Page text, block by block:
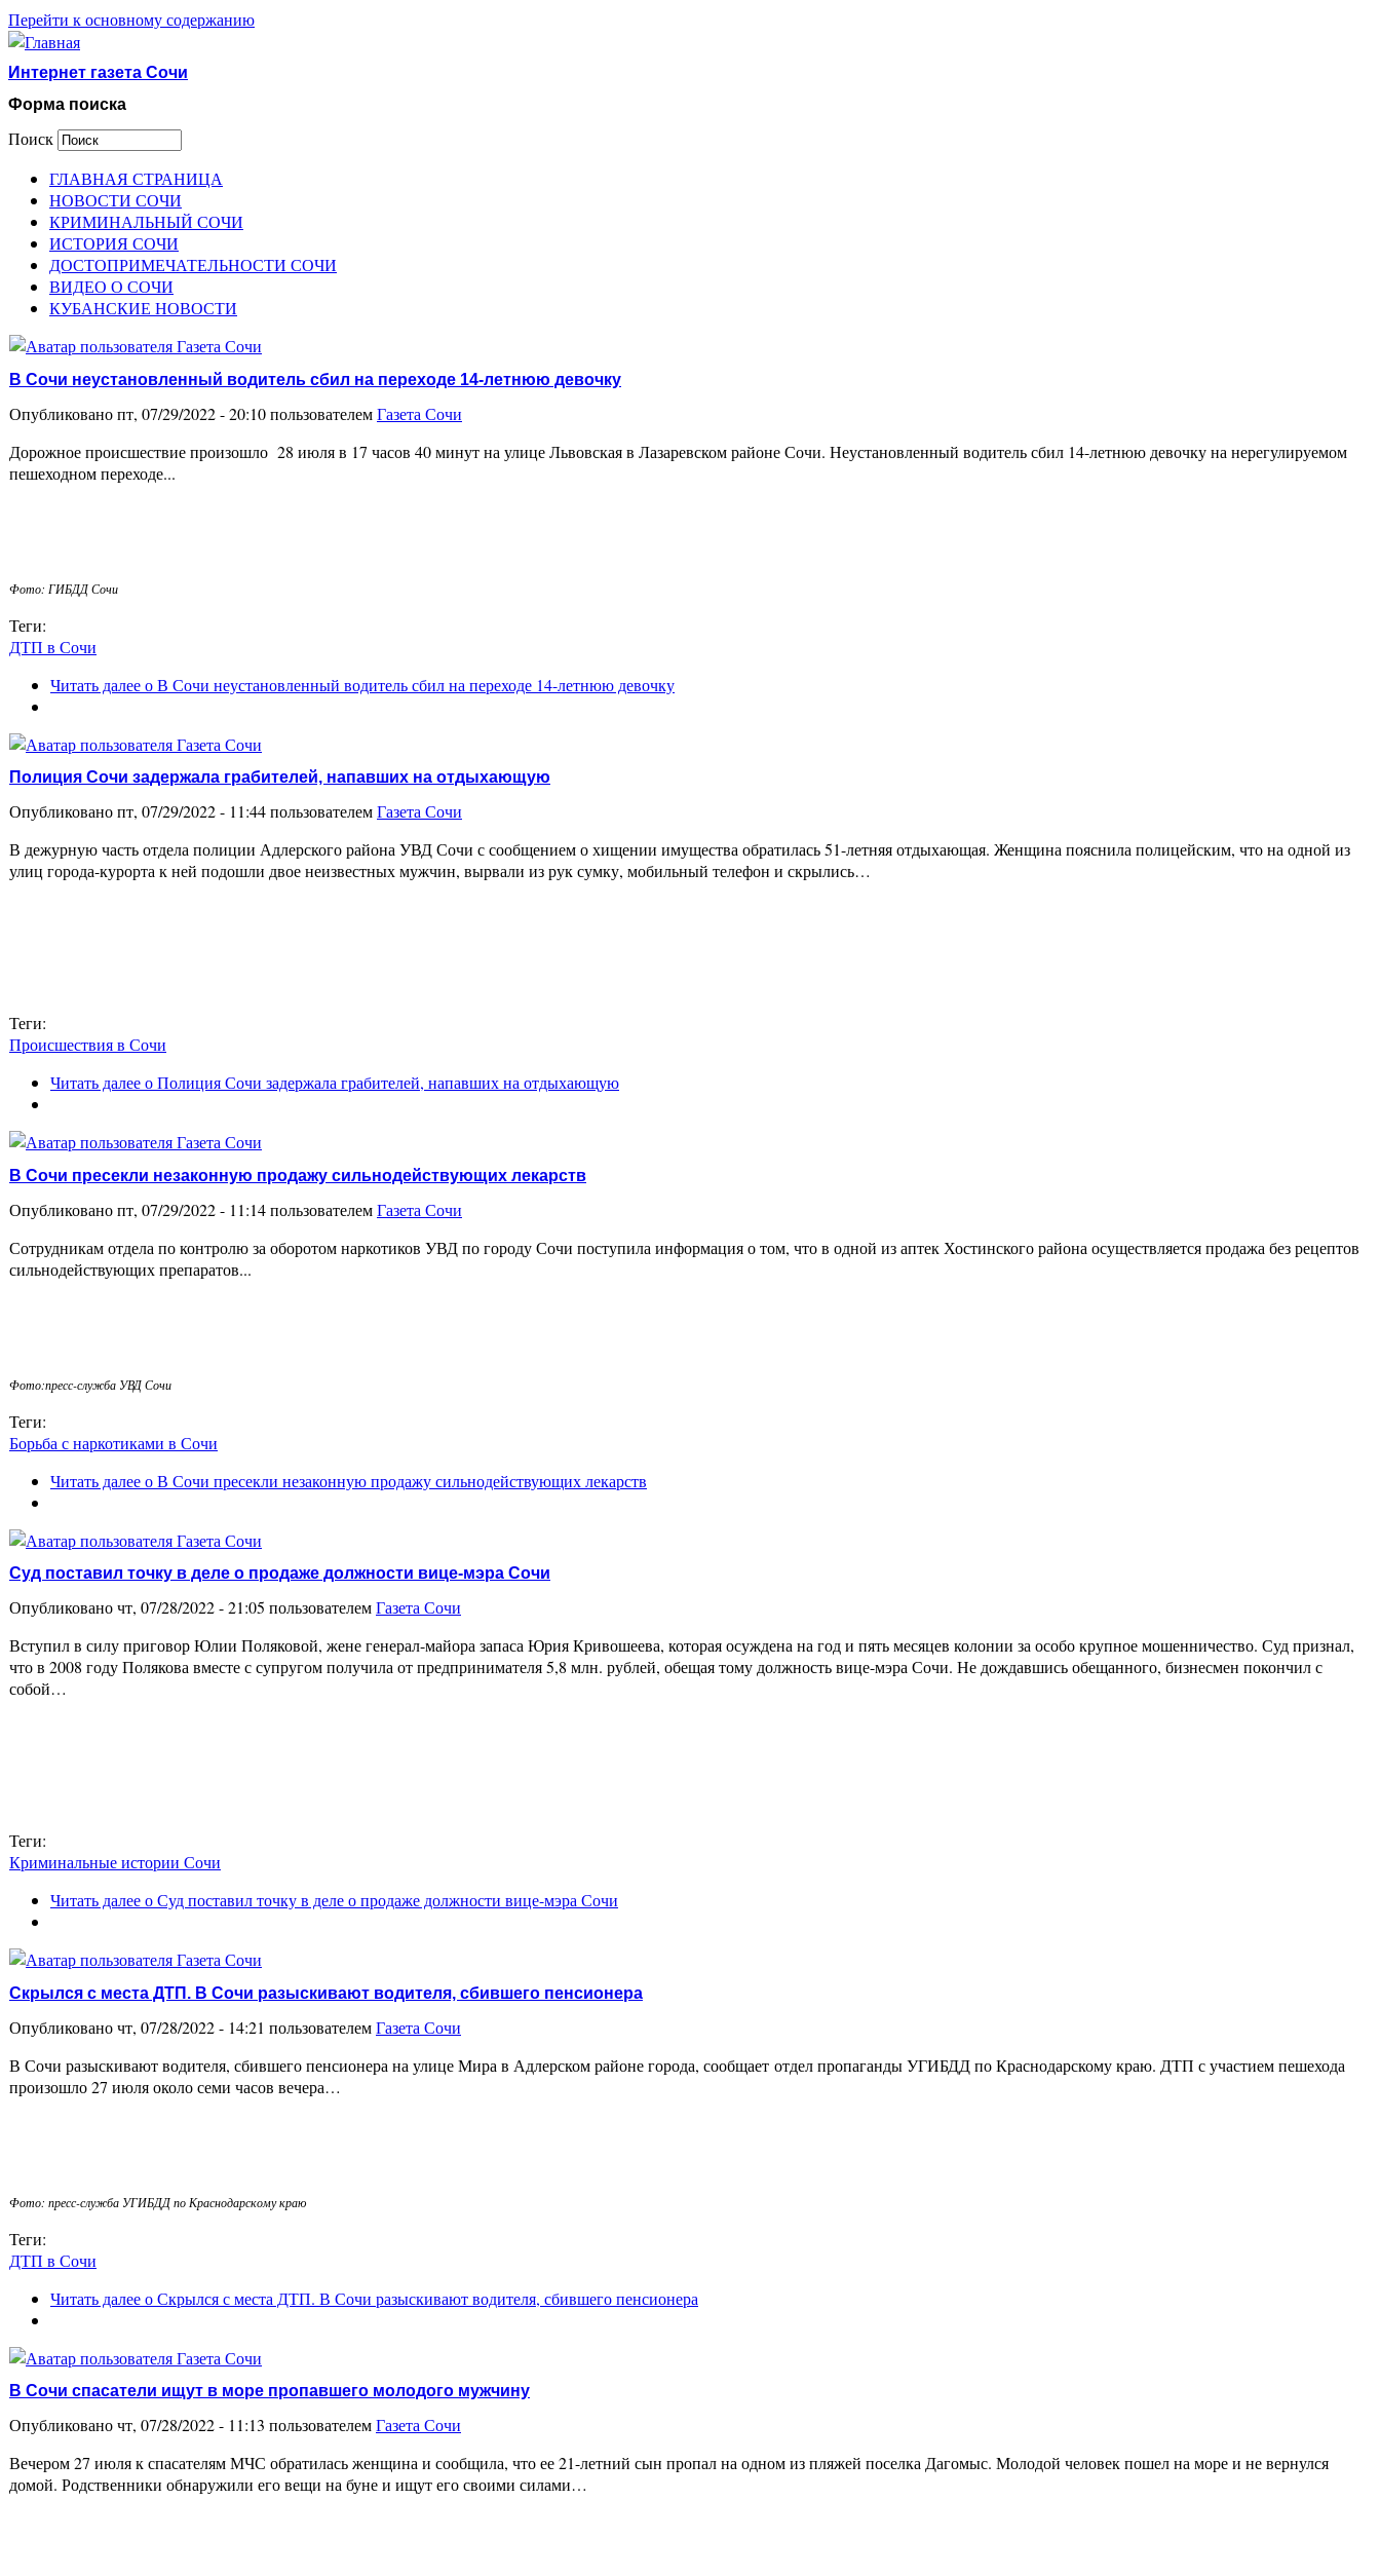
Перейти к основному содержанию
Интернет газета Сочи
Форма поиска
Поиск
ГЛАВНАЯ СТРАНИЦА
НОВОСТИ СОЧИ
КРИМИНАЛЬНЫЙ СОЧИ
ИСТОРИЯ СОЧИ
ДОСТОПРИМЕЧАТЕЛЬНОСТИ СОЧИ
ВИДЕО О СОЧИ
КУБАНСКИЕ НОВОСТИ
В Сочи неустановленный водитель сбил на переходе 14-летнюю девочку
Опубликовано пт, 07/29/2022 - 20:10 пользователемГазета Сочи
Дорожное происшествие произошло 28 июля в 17 часов 40 минут на улице Львовская в Лазаревском районе Сочи. Неустановленный водитель сбил 14-летнюю девочку на нерегулируемом
пешеходном переходе...
Фото: ГИБДД Сочи
Теги:
ДТП в Сочи
Читать далеео В Сочи неустановленный водитель сбил на переходе 14-летнюю девочку
Полиция Сочи задержала грабителей, напавших на отдыхающую
Опубликовано пт, 07/29/2022 - 11:44 пользователемГазета Сочи
В дежурную часть отдела полиции Адлерского района УВД Сочи с сообщением о хищении имущества обратилась 51-летняя отдыхающая. Женщина пояснила полицейским, что на одной из
улиц города-курорта к ней подошли двое неизвестных мужчин, вырвали из рук сумку, мобильный телефон и скрылись…
Теги:
Происшествия в Сочи
Читать далеео Полиция Сочи задержала грабителей, напавших на отдыхающую
В Сочи пресекли незаконную продажу сильнодействующих лекарств
Опубликовано пт, 07/29/2022 - 11:14 пользователемГазета Сочи
Сотрудникам отдела по контролю за оборотом наркотиков УВД по городу Сочи поступила информация о том, что в одной из аптек Хостинского района осуществляется продажа без рецептов
сильнодействующих препаратов...
Фото:пресс-служба УВД Сочи
Теги:
Борьба с наркотиками в Сочи
Читать далеео В Сочи пресекли незаконную продажу сильнодействующих лекарств
Суд поставил точку в деле о продаже должности вице-мэра Сочи
Опубликовано чт, 07/28/2022 - 21:05 пользователемГазета Сочи
Вступил в силу приговор Юлии Поляковой, жене генерал-майора запаса Юрия Кривошеева, которая осуждена на год и пять месяцев колонии за особо крупное мошенничество. Суд признал,
что в 2008 году Полякова вместе с супругом получила от предпринимателя 5,8 млн. рублей, обещая тому должность вице-мэра Сочи. Не дождавшись обещанного, бизнесмен покончил с
собой…
Теги:
Криминальные истории Сочи
Читать далеео Суд поставил точку в деле о продаже должности вице-мэра Сочи
Скрылся с места ДТП. В Сочи разыскивают водителя, сбившего пенсионера
Опубликовано чт, 07/28/2022 - 14:21 пользователемГазета Сочи
В Сочи разыскивают водителя, сбившего пенсионера на улице Мира в Адлерском районе города, сообщает отдел пропаганды УГИБДД по Краснодарскому краю. ДТП с участием пешехода
произошло 27 июля около семи часов вечера…
Фото: пресс-служба УГИБДД по Краснодарскому краю
Теги:
ДТП в Сочи
Читать далеео Скрылся с места ДТП. В Сочи разыскивают водителя, сбившего пенсионера
В Сочи спасатели ищут в море пропавшего молодого мужчину
Опубликовано чт, 07/28/2022 - 11:13 пользователемГазета Сочи
Вечером 27 июля к спасателям МЧС обратилась женщина и сообщила, что ее 21-летний сын пропал на одном из пляжей поселка Дагомыс. Молодой человек пошел на море и не вернулся
домой. Родственники обнаружили его вещи на буне и ищут его своими силами…